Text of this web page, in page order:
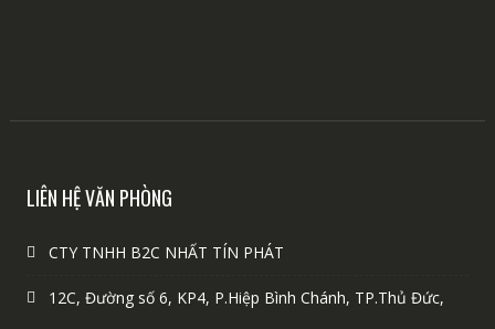
LIÊN HỆ VĂN PHÒNG
CTY TNHH B2C NHẤT TÍN PHÁT
12C, Đường số 6, KP4, P.Hiệp Bình Chánh, TP.Thủ Đức,